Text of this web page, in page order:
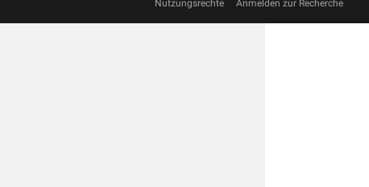
Nutzungsrechte Anmelden zur Recherche